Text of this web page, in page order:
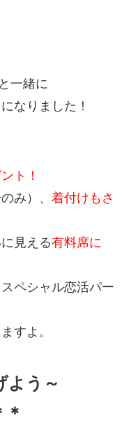
一緒に
なりました！
ト！
み）、 着付けもさ
見える有料席に
ペシャル恋活パー
すよ。
よう～